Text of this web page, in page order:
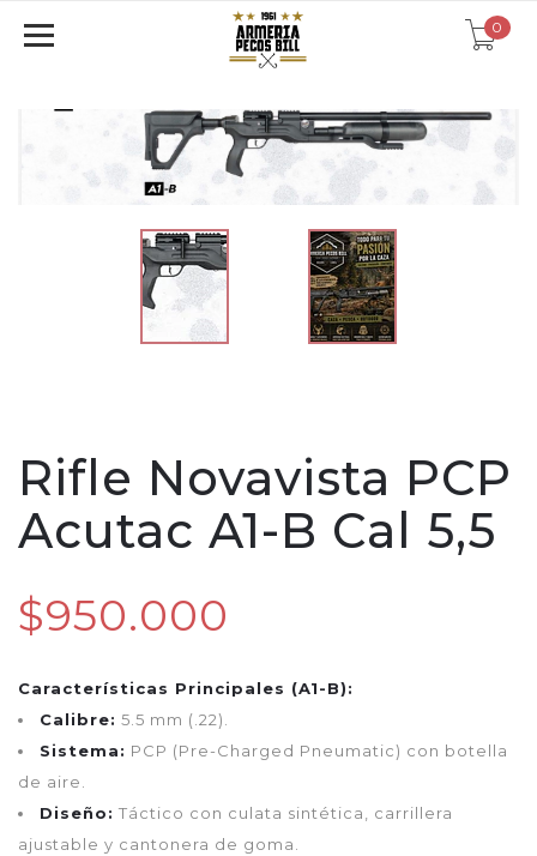
0
Rifle Novavista PCP
Acutac A1-B Cal 5,5
$950.000
Características Principales (A1-B):
Calibre: 5.5 mm (.22).
Sistema: PCP (Pre-Charged Pneumatic) con botella
de aire.
Diseño: Táctico con culata sintética, carrillera
ajustable y cantonera de goma.